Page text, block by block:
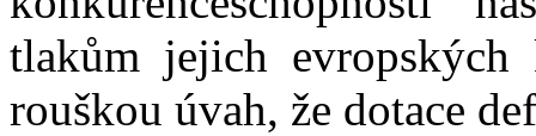
tlakům jejich
rouškou úvah, že dotace